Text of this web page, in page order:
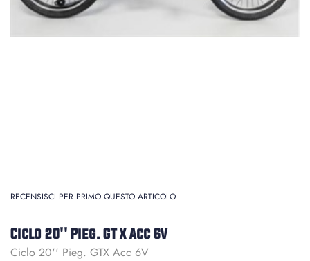
RECENSISCI PER PRIMO QUESTO ARTICOLO
Ciclo 20'' Pieg. GT X Acc 6V
Ciclo 20'' Pieg. GTX Acc 6V